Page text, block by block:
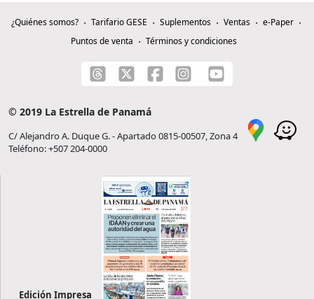
¿Quiénes somos? Tarifario GESE Suplementos Ventas
e-Paper
Puntos de venta
Términos y condiciones
© 2019 La Estrella de Panamá
C/ Alejandro A. Duque G. - Apartado 0815-00507, Zona 4
Teléfono: +507 204-0000
Edición Impresa